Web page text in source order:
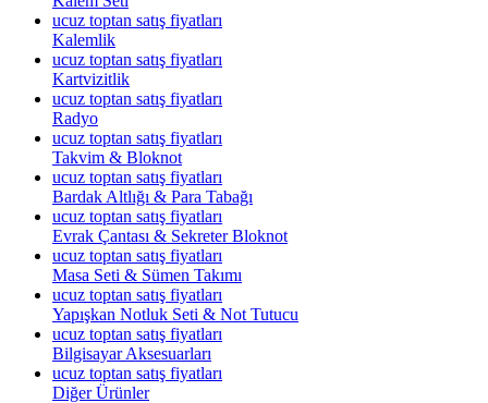
ucuz toptan satış fiyatları
Kalemlik
ucuz toptan satış fiyatları
Kartvizitlik
ucuz toptan satış fiyatları
Radyo
ucuz toptan satış fiyatları
Takvim & Bloknot
ucuz toptan satış fiyatları
Bardak Altlığı & Para Tabağı
ucuz toptan satış fiyatları
Evrak Çantası & Sekreter Bloknot
ucuz toptan satış fiyatları
Masa Seti & Sümen Takımı
ucuz toptan satış fiyatları
Yapışkan Notluk Seti & Not Tutucu
ucuz toptan satış fiyatları
Bilgisayar Aksesuarları
ucuz toptan satış fiyatları
Diğer Ürünler